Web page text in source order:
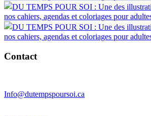
Contact
Info@dutempspoursoi.ca